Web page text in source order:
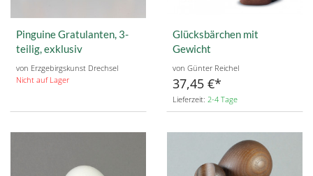
Pinguine Gratulanten, 3-
teilig, exklusiv
von Erzgebirgskunst Drechsel
Nicht auf Lager
Glücksbärchen mit
Gewicht
von Günter Reichel
37,45 €
Lieferzeit: 2-4 Tage